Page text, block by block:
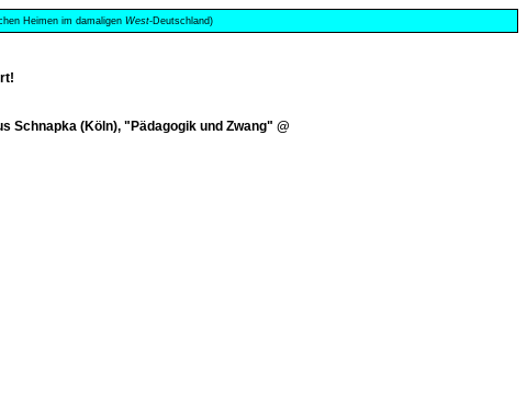
Heimen im damaligen West-Deutschland)
Schnapka (Köln), "Pädagogik und Zwang" @